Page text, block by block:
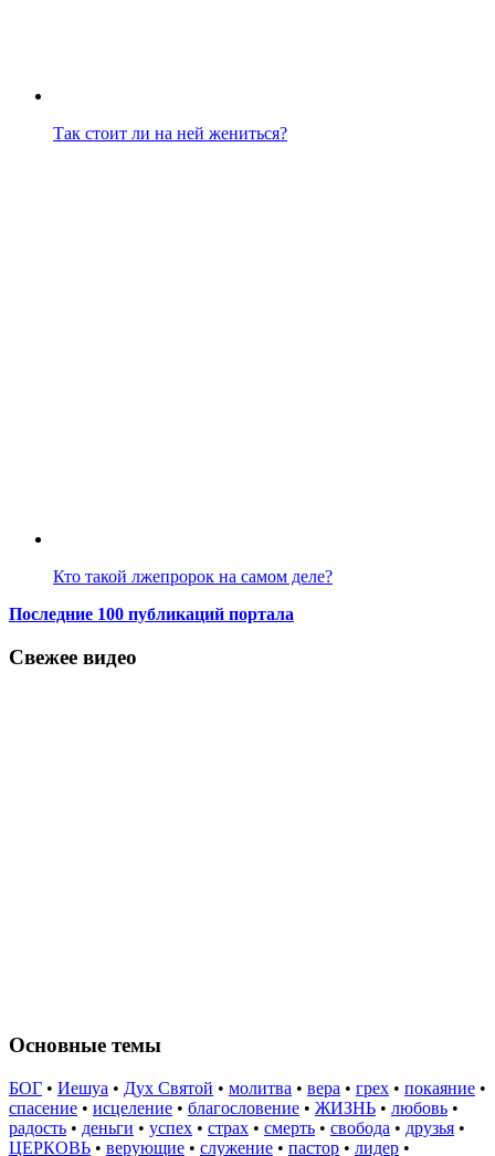
Так стоит ли на ней жениться?
Кто такой лжепророк на самом деле?
Последние 100 публикаций портала
Свежее видео
Основные темы
БОГ • Иешуа • Дух Святой • молитва • вера • грех • покаяние •
спасение • исцеление • благословение • ЖИЗНЬ • любовь •
радость • деньги • успех • страх • смерть • свобода • друзья •
ЦЕРКОВЬ • верующие • служение • пастор • лидер •